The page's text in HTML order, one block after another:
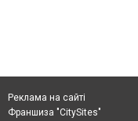
Реклама на сайті
Франшиза "CitySites"